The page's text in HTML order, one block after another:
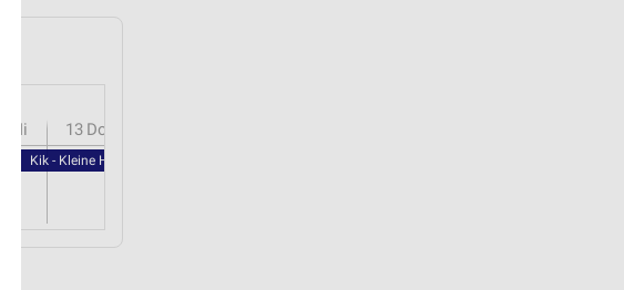
Mi 13 Do
Kik - Kleine Helden werden gross